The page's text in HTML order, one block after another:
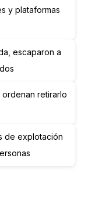
y plataformas
escaparon a
retirarlo
de explotación